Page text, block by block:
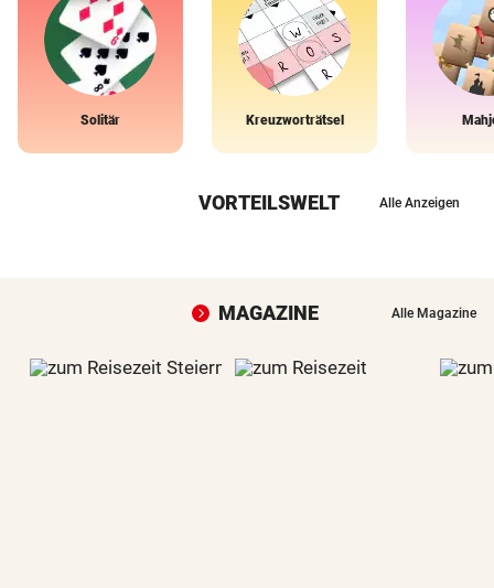
Solitär Kreuzworträtsel
VORTEILSWELT Alle Anzeigen
MAGAZINE Alle Magazine